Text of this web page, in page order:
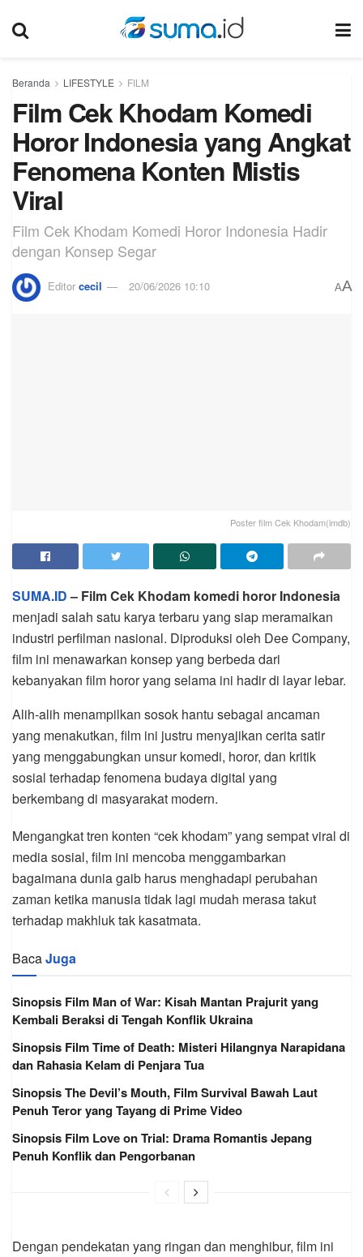
Beranda LIFESTYLE FILM
Film Cek Khodam Komedi
Horor Indonesia yang Angkat
Fenomena Konten Mistis
Viral
Film Cek Khodam Komedi Horor Indonesia Hadir
dengan Konsep Segar
Editor cecil 20/06/2026 10:10 AA
Poster film Cek Khodam(imdb)
SUMA.ID– Film Cek Khodam komedi horor Indonesia
menjadi salah satu karya terbaru yang siap meramaikan
industri perfilman nasional. Diproduksi oleh Dee Company,
film ini menawarkan konsep yang berbeda dari
kebanyakan film horor yang selama ini hadir di layar lebar.
Alih-alih menampilkan sosok hantu sebagai ancaman
yang menakutkan, film ini justru menyajikan cerita satir
yang menggabungkan unsur komedi, horor, dan kritik
sosial terhadap fenomena budaya digital yang
berkembang di masyarakat modern.
Mengangkat tren konten “cek khodam” yang sempat viral di
media sosial, film ini mencoba menggambarkan
bagaimana dunia gaib harus menghadapi perubahan
zaman ketika manusia tidak lagi mudah merasa takut
terhadap makhluk tak kasatmata.
BacaJuga
Sinopsis Film Man of War: Kisah Mantan Prajurit yang
Kembali Beraksi di Tengah Konflik Ukraina
Sinopsis Film Time of Death: Misteri Hilangnya Narapidana
dan Rahasia Kelam di Penjara Tua
Sinopsis The Devil’s Mouth, Film Survival Bawah Laut
Penuh Teror yang Tayang di Prime Video
Sinopsis Film Love on Trial: Drama Romantis Jepang
Penuh Konflik dan Pengorbanan
Dengan pendekatan yang ringan dan menghibur, film ini